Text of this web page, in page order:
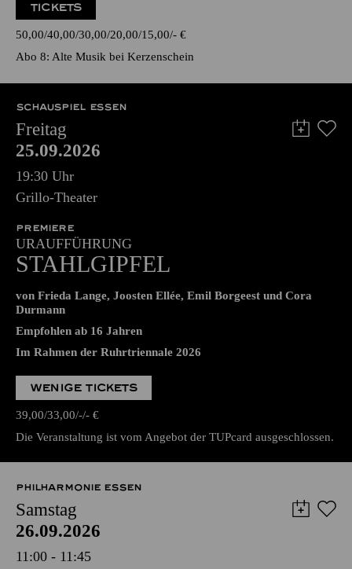
TICKETS
50,00 40,00 30,00 20,00 15,00 - €
Abo 8: Alte Musik bei Kerzenschein
SCHAUSPIEL ESSEN
Freitag
25.09.2026
19:30 Uhr
Grillo-Theater
PREMIERE
URAUFFÜHRUNG
STAHLGIPFEL
von Frieda Lange, Joosten Ellée, Emil Borgeest und Cora
Durmann
Empfohlen ab 16 Jahren
Im Rahmen der Ruhrtriennale 2026
WENIGE TICKETS
39,00 33,00 - - €
Die Veranstaltung ist vom Angebot der TUPcard ausgeschlossen.
PHILHARMONIE ESSEN
Samstag
26.09.2026
11:00 - 11:45